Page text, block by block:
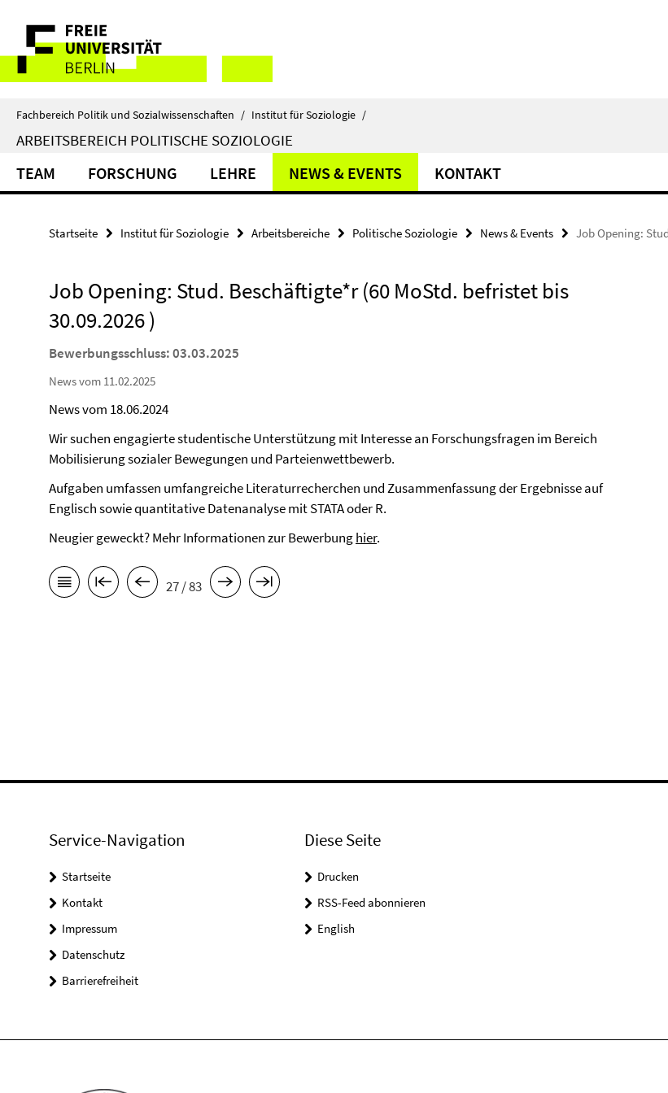
direkt
Inhalt
Service-
Navigation
Fachbereich Politik und Sozialwissenschaften / Institut für Soziologie /
ARBEITSBEREICH POLITISCHE SOZIOLOGIE
TEAM FORSCHUNG LEHRE NEWS & EVENTS KONTAKT
Startseite Institut für Soziologie Arbeitsbereiche Politische Soziologie News & Events Job Opening:
Job Opening: Stud. Beschäftigte*r (60 MoStd. befristet bis
30.09.2026 )
Bewerbungsschluss: 03.03.2025
News vom 11.02.2025
News vom 18.06.2024
Wir suchen engagierte studentische Unterstützung mit Interesse an Forschungsfragen im Bereich
Mobilisierung sozialer Bewegungen und Parteienwettbewerb.
Aufgaben umfassen umfangreiche Literaturrecherchen und Zusammenfassung der Ergebnisse auf
Englisch sowie quantitative Datenanalyse mit STATA oder R.
Neugier geweckt? Mehr Informationen zur Bewerbunghier.
27 / 83
Service-Navigation
Startseite
Kontakt
Impressum
Datenschutz
Barrierefreiheit
Diese Seite
Drucken
RSS-Feed abonnieren
English